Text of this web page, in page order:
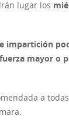
lugar los
impartición
mayor o
a